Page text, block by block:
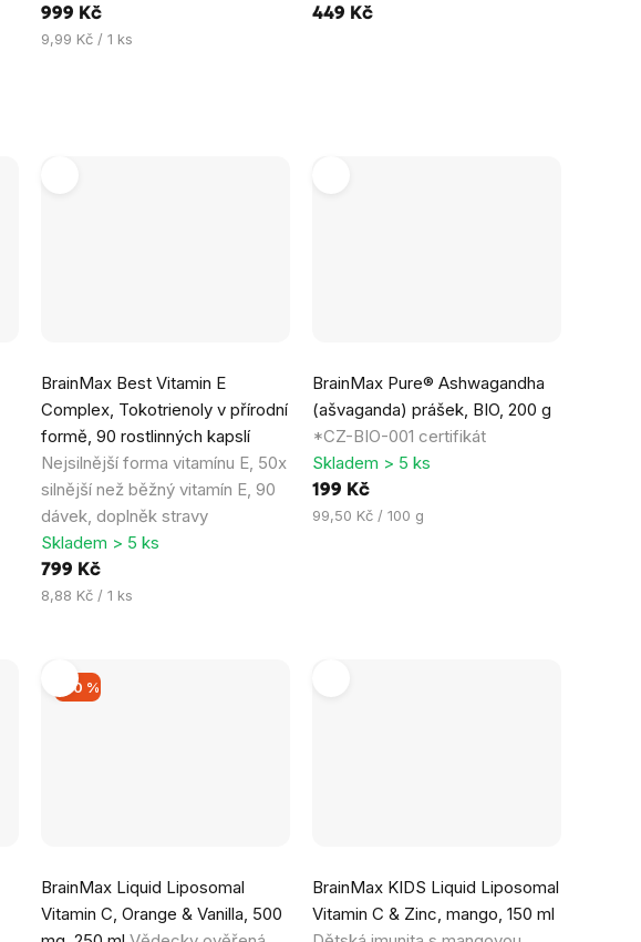
999 Kč
Měrná
9,99 Kč / 1 ks
449 Kč
BrainMax Best Vitamin E
Complex, Tokotrienoly v přírodní
formě, 90 rostlinných kapslí
Nejsilnější forma vitamínu E, 50x
silnější než běžný vitamín E, 90
dávek, doplněk stravy
Skladem > 5 ks
799 Kč
Měrná
8,88 Kč / 1 ks
BrainMax Pure® Ashwagandha
(ašvaganda) prášek, BIO, 200 g
*CZ-BIO-001 certifikát
Skladem > 5 ks
199 Kč
Měrná
99,50 Kč / 100 g
–20 %
BrainMax Liquid Liposomal
Vitamin C, Orange & Vanilla, 500
BrainMax KIDS Liquid Liposomal
Vitamin C & Zinc, mango, 150 ml